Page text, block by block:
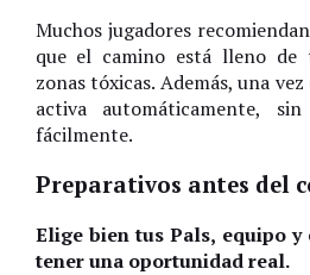
Muchos jugadores
que el camino está lleno de
zonas tóxicas. Además, una
activa automáticamente,
fácilmente.
Preparativos antes del
Elige bien tus Pals, equipo
tener una oportunidad real.